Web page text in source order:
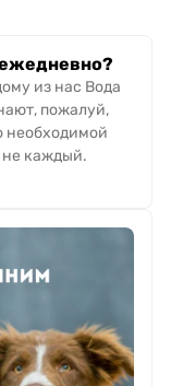
из нас Вода
пожалуй,
необходимой
не каждый.